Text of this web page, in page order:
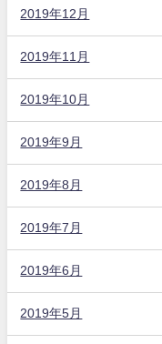
2019年12月
2019年11月
2019年10月
2019年9月
2019年8月
2019年7月
2019年6月
2019年5月